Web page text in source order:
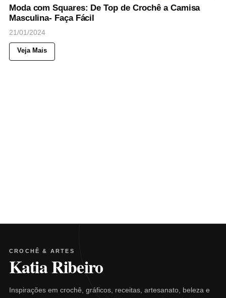
Moda com Squares: De Top de Crochê a Camisa
Masculina- Faça Fácil
21/01/2024
Veja Mais
CROCHÊ & ARTES
Katia Ribeiro
Inspirações em crochê, gráficos, receitas, artesanato, beleza e